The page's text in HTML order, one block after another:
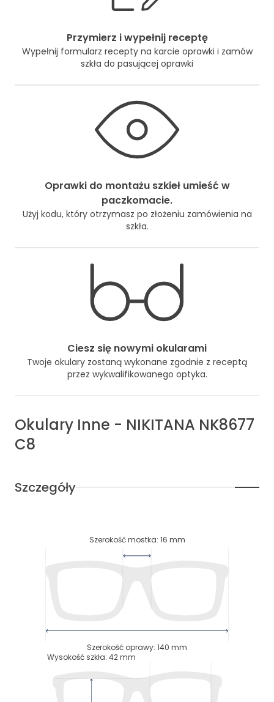
Przymierz i wypełnij receptę
Wypełnij formularz recepty na karcie oprawki i zamów
szkła do pasującej oprawki
Oprawki do montażu szkieł umieść w
paczkomacie.
Użyj kodu, który otrzymasz po złożeniu zamówienia na
szkła.
Ciesz się nowymi okularami
Twoje okulary zostaną wykonane zgodnie z receptą
przez wykwalifikowanego optyka.
Okulary Inne - NIKITANA NK8677
C8
Szczegóły
Szerokość mostka: 16 mm
Szerokość oprawy: 140 mm
Wysokość szkła: 42mm